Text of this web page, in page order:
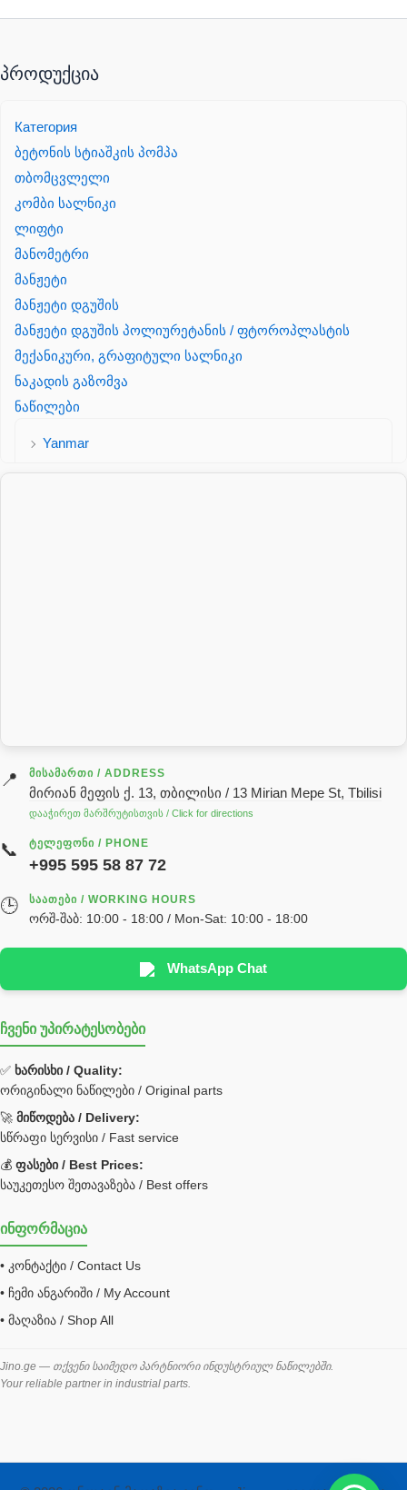
პროდუქცია
Категория
ბეტონის სტიაშკის პომპა
თბომცვლელი
კომბი სალნიკი
ლიფტი
მანომეტრი
მანჟეტი
მანჟეტი დგუშის
მანჟეტი დგუშის პოლიურეტანის / ფტოროპლასტის
მექანიკური, გრაფიტული სალნიკი
ნაკადის გაზომვა
ნაწილები
Yanmar
გადაცემათა კოლოფის ზეთი( კარობკის ზეთი)
ძრავის ზეთი
ჰიდრავლიკის ზეთი
реек
სხადასხვა
Hyva
უჟანგავი ფოლადი
Bobcat ფილტრი
Caterpillar ფილტრი
JCB ფილტრი
ქვაბი გათბობა მილები
შემაერთებელი / გადამყვანი UNF ORFS
შემაერთებელი BSPP /გადამყვანი
შესაფუთი მანქანა ვაკუმით
შლანგი
საწვავის შლანგი
📍 ᲛᲘᲡᲐᲛᲐᲠᲗᲘ / ADDRESS
მირიან მეფის ქ. 13, თბილისი / 13 Mirian Mepe St, Tbilisi
დააჭირეთ მარშრუტისთვის / Click for directions
📞 ᲢᲔᲚᲔᲤᲝᲜᲘ / PHONE
+995 595 58 87 72
🕒 ᲡᲐᲐᲗᲔᲑᲘ / WORKING HOURS
ორშ-შაბ: 10:00 - 18:00 / Mon-Sat: 10:00 - 18:00
WhatsApp Chat
ჩვენი უპირატესობები
✅ ხარისხი / Quality:
ორიგინალი ნაწილები / Original parts
🚀 მიწოდება / Delivery:
სწრაფი სერვისი / Fast service
💰 ფასები / Best Prices:
საუკეთესო შეთავაზება / Best offers
ინფორმაცია
• კონტაქტი / Contact Us
• ჩემი ანგარიში / My Account
• მაღაზია / Shop All
Jino.ge — თქვენი საიმედო პარტნიორი ინდუსტრიულ ნაწილებში.
Your reliable partner in industrial parts.